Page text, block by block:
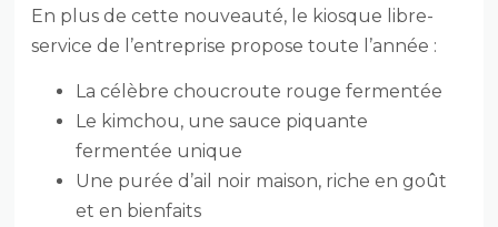
En plus de cette nouveauté, le kiosque libre-
service de l’entreprise propose toute l’année :
La célèbre choucroute rouge fermentée
Le kimchou, une sauce piquante
fermentée unique
Une purée d’ail noir maison, riche en goût
et en bienfaits